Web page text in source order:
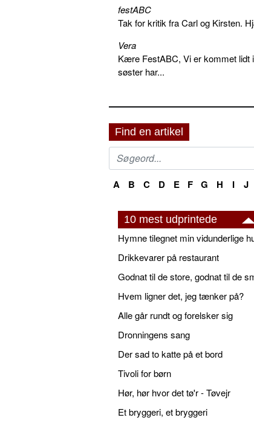
festABC
Tak for kritik fra Carl og Kirsten.
Vera
Kære FestABC, Vi er kommet lidt
søster har...
Find en artikel
A B C D E F G H I J
10 mest udprintede
Drikkevarer på restaurant
Godnat til de store, godnat til de
Hvem ligner det, jeg tænker på?
Alle går rundt og forelsker sig
Dronningens sang
Der sad to katte på et bord
Tivoli for børn
Hør, hør hvor det tø'r - Tøvejr
Et bryggeri, et bryggeri